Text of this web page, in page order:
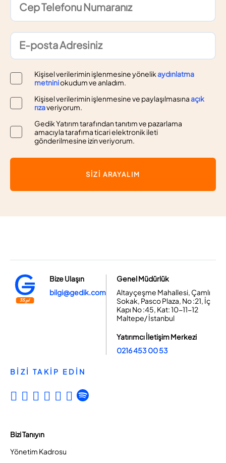
Kişisel verilerimin işlenmesine yönelikaydınlatma
metniniokudum ve anladım.
Kişisel verilerimin işlenmesine ve paylaşılmasınaaçık
rızaveriyorum.
Gedik Yatırım tarafından tanıtım ve pazarlama
amacıyla tarafıma ticari elektronik ileti
gönderilmesine izin veriyorum.
SİZİ ARAYALIM
Bize Ulaşın
bilgi@gedik.com
Genel Müdürlük
Altayçeşme Mahallesi, Çamlı
Sokak, Pasco Plaza, No :21, İç
Kapı No :45, Kat: 10-11-12
Maltepe/ İstanbul
Yatırımcı İletişim Merkezi
0216 453 00 53
BİZİ TAKİP EDİN
Bizi Tanıyın
Yönetim Kadrosu